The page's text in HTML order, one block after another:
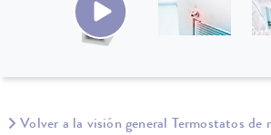
Volver a la visión general Termostatos de